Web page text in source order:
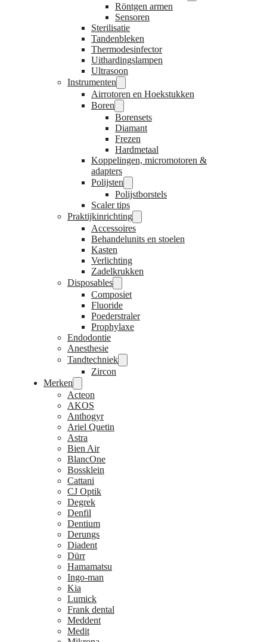
Röntgen armen
Sensoren
Sterilisatie
Tandenbleken
Thermodesinfector
Uithardingslampen
Ultrasoon
Instrumenten
Airrotoren en Hoekstukken
Boren
Borensets
Diamant
Frezen
Hardmetaal
Koppelingen, micromotoren &
adapters
Polijsten
Polijstborstels
Scaler tips
Praktijkinrichting
Accessoires
Behandelunits en stoelen
Kasten
Verlichting
Zadelkrukken
Disposables
Composiet
Fluoride
Poederstraler
Prophylaxe
Endodontie
Anesthesie
Tandtechniek
Zircon
Merken
Acteon
AKOS
Anthogyr
Ariel Quetin
Astra
Bien Air
BlancOne
Bossklein
Cattani
CJ Optik
Degrek
Denfil
Dentium
Derungs
Diadent
Dürr
Hamamatsu
Ingo-man
Kia
Lumick
Frank dental
Meddent
Medit